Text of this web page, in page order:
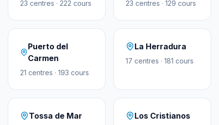
23 centres · 222 cours 23 centres · 129 cours
Puerto del
Carmen
21 centres · 193 cours
La Herradura
17 centres · 181 cours
Tossa de Mar Los Cristianos